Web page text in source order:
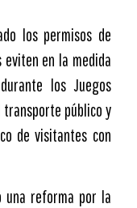
los permisos de
en la medida
los Juegos
público y
de visitantes con
una reforma por la